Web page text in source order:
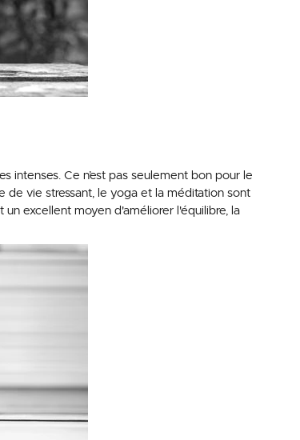
intenses. Ce n’est pas seulement bon pour le
de vie stressant, le yoga et la méditation sont
excellent moyen d'améliorer l'équilibre, la